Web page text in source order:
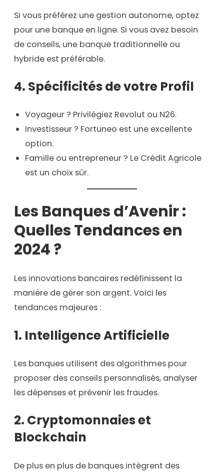
Si vous préférez une gestion autonome, optez
pour une banque en ligne. Si vous avez besoin
de conseils, une banque traditionnelle ou
hybride est préférable.
4. Spécificités de votre Profil
Voyageur ? Privilégiez Revolut ou N26.
Investisseur ? Fortuneo est une excellente
option.
Famille ou entrepreneur ? Le Crédit Agricole
est un choix sûr.
Les Banques d’Avenir :
Quelles Tendances en
2024 ?
Les innovations bancaires redéfinissent la
manière de gérer son argent. Voici les
tendances majeures :
1. Intelligence Artificielle
Les banques utilisent des algorithmes pour
proposer des conseils personnalisés, analyser
les dépenses et prévenir les fraudes.
2. Cryptomonnaies et
Blockchain
De plus en plus de banques intègrent des